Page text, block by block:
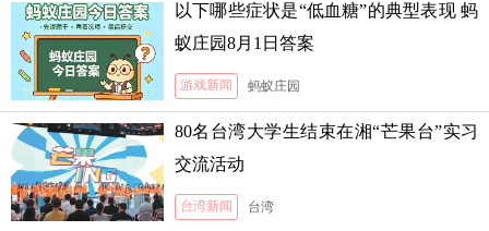
以下哪些症状是“低血糖”的典型表现 蚂
蚁庄园8月1日答案
游戏新闻 蚂蚁庄园
80名台湾大学生结束在湘“芒果台”实习
交流活动
台湾新闻 台湾